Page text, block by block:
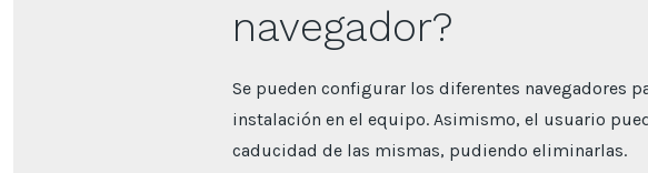
navegador?
Se pueden configurar los diferentes navegadores
instalación en el equipo. Asimismo, el usuario
caducidad de las mismas, pudiendo eliminarlas.